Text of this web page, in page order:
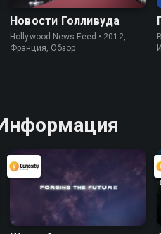
Новости Голливуда
Hollywood News Feed • 2012,
Франция, Обзор